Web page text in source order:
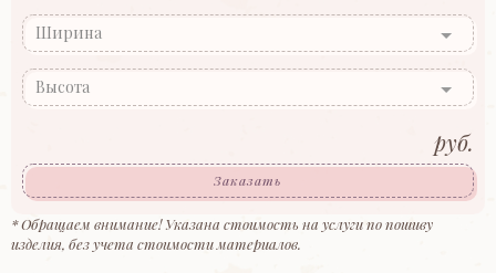
Ширина
Высота
руб.
Заказать
* Обращаем внимание! Указана стоимость на услуги по пошиву
изделия, без учета стоимости материалов.